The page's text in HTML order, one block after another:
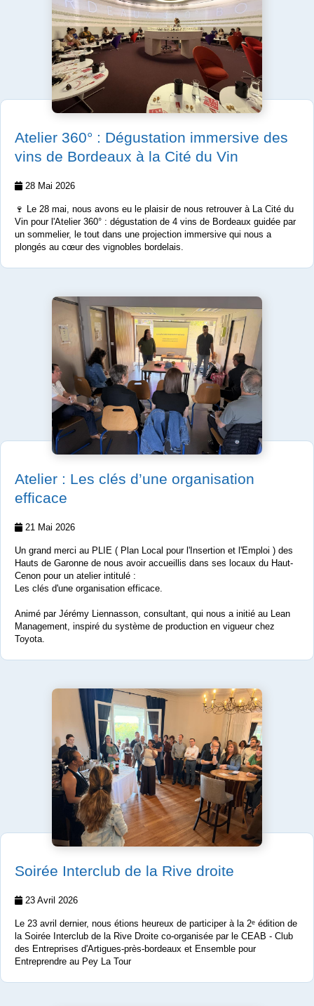
Atelier 360° : Dégustation immersive des
vins de Bordeaux à la Cité du Vin
28 Mai 2026
🍷 Le 28 mai, nous avons eu le plaisir de nous retrouver à La Cité du
Vin pour l'Atelier 360° : dégustation de 4 vins de Bordeaux guidée par
un sommelier, le tout dans une projection immersive qui nous a
plongés au cœur des vignobles bordelais.
Atelier : Les clés d’une organisation
efficace
21 Mai 2026
Un grand merci au PLIE ( Plan Local pour l'Insertion et l'Emploi ) des
Hauts de Garonne de nous avoir accueillis dans ses locaux du Haut-
Cenon pour un atelier intitulé :
Les clés d'une organisation efficace.
Animé par Jérémy Liennasson, consultant, qui nous a initié au Lean
Management, inspiré du système de production en vigueur chez
Toyota.
Soirée Interclub de la Rive droite
23 Avril 2026
Le 23 avril dernier, nous étions heureux de participer à la 2ᵉ édition de
la Soirée Interclub de la Rive Droite co-organisée par le CEAB - Club
des Entreprises d'Artigues-près-bordeaux et Ensemble pour
Entreprendre au Pey La Tour